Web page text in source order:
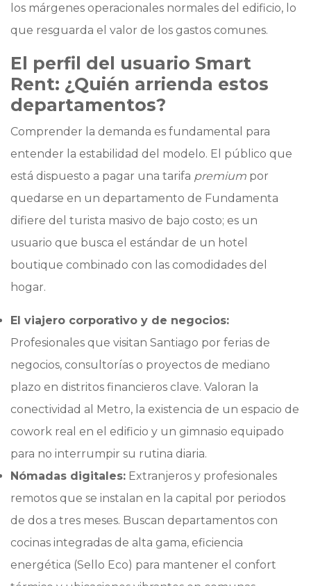
los márgenes operacionales normales del edificio, lo
que resguarda el valor de los gastos comunes.
El perfil del usuario Smart
Rent: ¿Quién arrienda estos
departamentos?
Comprender la demanda es fundamental para
entender la estabilidad del modelo. El público que
está dispuesto a pagar una tarifa premium por
quedarse en un departamento de Fundamenta
difiere del turista masivo de bajo costo; es un
usuario que busca el estándar de un hotel
boutique combinado con las comodidades del
hogar.
El viajero corporativo y de negocios:
Profesionales que visitan Santiago por ferias de
negocios, consultorías o proyectos de mediano
plazo en distritos financieros clave. Valoran la
conectividad al Metro, la existencia de un espacio de
cowork real en el edificio y un gimnasio equipado
para no interrumpir su rutina diaria.
Nómadas digitales: Extranjeros y profesionales
remotos que se instalan en la capital por periodos
de dos a tres meses. Buscan departamentos con
cocinas integradas de alta gama, eficiencia
energética (Sello Eco) para mantener el confort